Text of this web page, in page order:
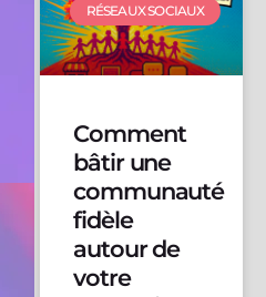
RÉSEAUX SOCIAUX
Comment
bâtir une
communauté
fidèle
autour de
votre